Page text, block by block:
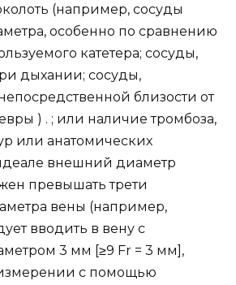
(например, сосуды
особенно по сравнению
катетера; сосуды,
дыхании; сосуды,
близости от
) . ; или наличие тромбоза,
или анатомических
внешний диаметр
превышать трети
вены (например,
вводить в вену с
3 мм [≥9 Fr = 3 мм],
с помощью